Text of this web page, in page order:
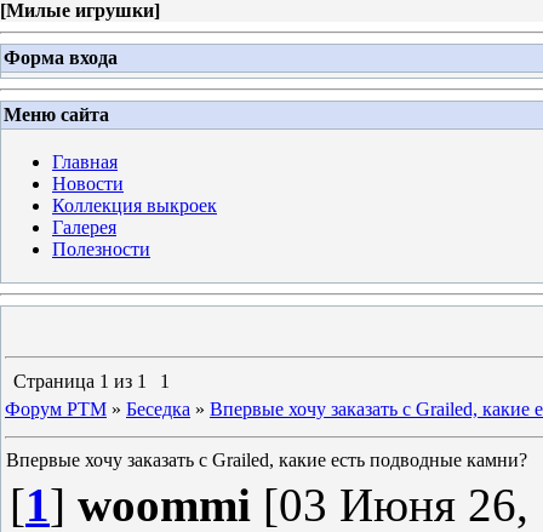
[Милые игрушки]
Форма входа
Меню сайта
Главная
Новости
Коллекция выкроек
Галерея
Полезности
Страница 1 из 1
1
Форум PTM » Беседка » Впервые хочу заказать с Grailed, какие
Впервые хочу заказать с Grailed, какие есть подводные камни?
[1] woommi [03 Июня 26,